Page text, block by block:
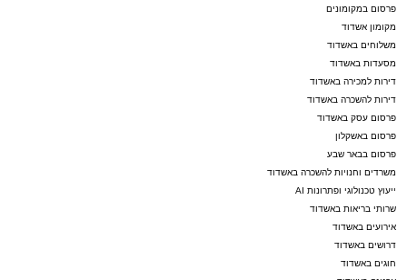
פרסום במקומונים
מקומון אשדוד
משלוחים באשדוד
מסעדות באשדוד
דירות למכירה באשדוד
דירות להשכרה באשדוד
פרסום עסק באשדוד
פרסום באשקלון
פרסום בבאר שבע
משרדים וחנויות להשכרה באשדוד
ייעוץ טכנולוגי ופתרונות AI
שרותי בריאות באשדוד
אירועים באשדוד
דרושים באשדוד
חוגים באשדוד